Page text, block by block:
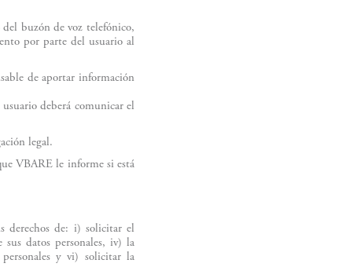
del buzón de voz telefónico,
por parte del usuario al
de aportar información
deberá comunicar el
legal.
VBARE le informe si está
derechos de: i) solicitar el
sus datos personales, iv) la
y vi) solicitar la